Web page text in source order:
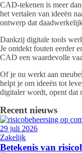
CAD-tekenen is meer
het vertalen van ideeën
ontwerp dat
Dankzij digitale tools
Je ontdekt fouten eerder
CAD een waardevolle
Of je nu werkt aan
helpt je om ideeën tot
digitaler wordt, opent dat
Recent nieuws
29 juli 2026
Zakelijk
Betekenis van